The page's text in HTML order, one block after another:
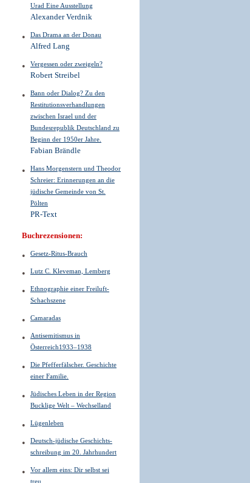
Urad Eine Ausstellung
Alexander Verdnik
Das Drama an der Donau
Alfred Lang
Vergessen oder ­zweigeln?
Robert Streibel
Bann oder Dialog? Zu den
Restitutionsverhandlungen
zwischen Israel und der
Bundesrepublik Deutschland zu
Beginn der 1950er Jahre.
Fabian Brändle
Hans Morgenstern und Theodor
Schreier: Erinnerungen an die
jüdische Gemeinde von St.
Pölten
PR-Text
Buchrezensionen:
Gesetz-Ritus-Brauch
Lutz C. Kleveman, Lemberg
Ethnographie einer Freiluft-
Schachszene
Camaradas
Antisemitismus in
Österreich1933–1938
Die Pfefferfälscher. Geschichte
einer Familie.
Jüdisches Leben in der Region
Bucklige Welt – Wechselland
Lügenleben
Deutsch-jüdische Geschichts­
schreibung im 20. Jahrhundert
Vor allem eins: Dir selbst sei
treu.